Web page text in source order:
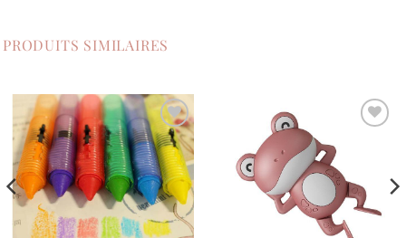
PRODUITS SIMILAIRES
Ajouter
à la
liste de
souhaits